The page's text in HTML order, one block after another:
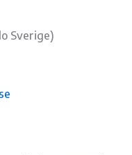
Sverige)